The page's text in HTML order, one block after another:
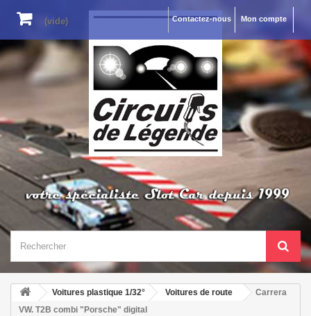
Mon compte
Contactez-nous
(vide)
Voitures plastique 1/32° Voitures de route
Carrera
VW. T2B combi "Porsche" digital